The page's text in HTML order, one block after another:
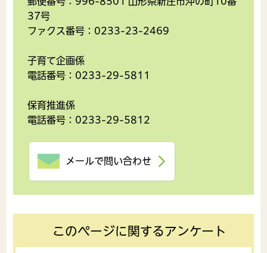
37号
ファクス番号：0233-23-2469
子育て企画係
電話番号：0233-29-5811
保育推進係
電話番号：0233-29-5812
メールで問い合わせ
このページに関するアンケート